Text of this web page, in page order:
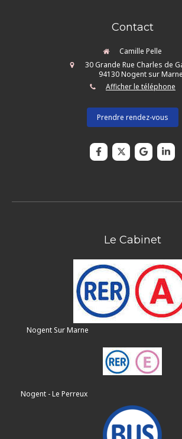
Contact
Camille Pelle
30 Grande Rue Charles de
94130 Nogent sur Marne
Afficher le téléphone
Prendre rendez-vous
Le Cabinet
Nogent Sur Marne
Nogent - Le Perreux